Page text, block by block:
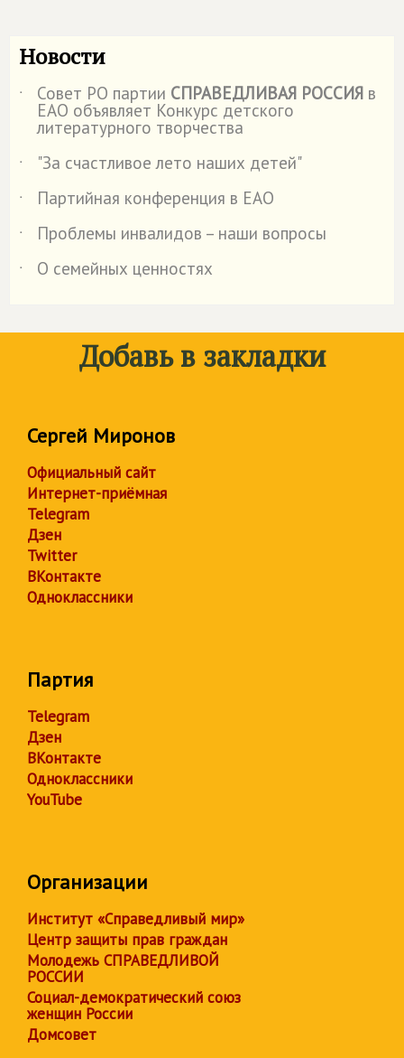
Новости
˙ Совет РО партии СПРАВЕДЛИВАЯ РОССИЯ в
ЕАО объявляет Конкурс детского
литературного творчества
˙
"За счастливое лето наших детей"
˙
Партийная конференция в ЕАО
˙
Проблемы инвалидов – наши вопросы
˙
О семейных ценностях
Добавь в закладки
Сергей Миронов
Официальный сайт
Интернет-приёмная
Telegram
Дзен
Twitter
ВКонтакте
Одноклассники
Партия
Telegram
Дзен
ВКонтакте
Одноклассники
YouTube
Организации
Институт «Справедливый мир»
Центр защиты прав граждан
Молодежь СПРАВЕДЛИВОЙ
РОССИИ
Социал-демократический союз
женщин России
Домсовет